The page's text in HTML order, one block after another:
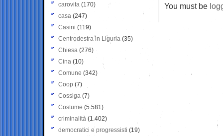
You must be
carovita (170)
casa (247)
Casini (119)
Centrodestra in Liguria (35)
Chiesa (276)
Cina (10)
Comune (342)
Coop (7)
Cossiga (7)
Costume (5.581)
criminalità (1.402)
democratici e progressisti (19)